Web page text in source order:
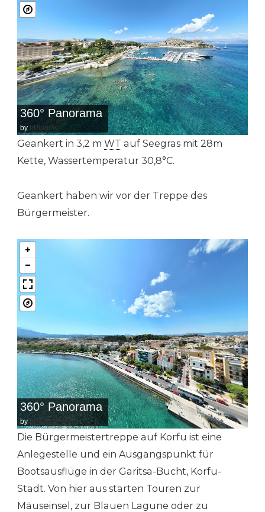
360° Panorama
by bPlugins
Geankert in 3,2 m WT auf Seegras mit 28m
Kette, Wassertemperatur 30,8°C.
Geankert haben wir vor der Treppe des
Bürgermeister.
360° Panorama
bybPlugins
Die Bürgermeistertreppe auf Korfu ist eine
Anlegestelle und ein Ausgangspunkt für
Bootsausflüge in der Garitsa-Bucht, Korfu-
Stadt. Von hier aus starten Touren zur
Mäuseinsel, zur Blauen Lagune oder zu